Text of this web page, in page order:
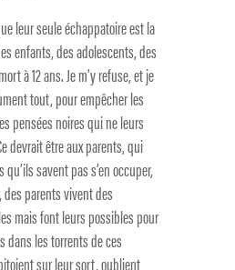
leur seule échappatoire est la
enfants, des adolescents, des
à 12 ans. Je m’y refuse, et je
tout, pour empêcher les
pensées noires qui ne leurs
devrait être aux parents, qui
savent pas s’en occuper,
des parents vivent des
mais font leurs possibles pour
dans les torrents de ces
sur leur sort, oublient